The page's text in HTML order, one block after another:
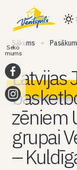
Sākums Pasākumi
Latvijas
zēniem
grupai
–
Seko
mums